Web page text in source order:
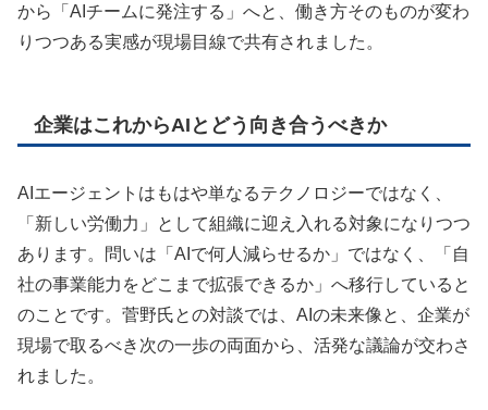
から「AIチームに発注する」へと、働き方そのものが変わ
りつつある実感が現場目線で共有されました。
企業はこれからAIとどう向き合うべきか
AIエージェントはもはや単なるテクノロジーではなく、
「新しい労働力」として組織に迎え入れる対象になりつつ
あります。問いは「AIで何人減らせるか」ではなく、「自
社の事業能力をどこまで拡張できるか」へ移行していると
のことです。菅野氏との対談では、AIの未来像と、企業が
現場で取るべき次の一歩の両面から、活発な議論が交わさ
れました。